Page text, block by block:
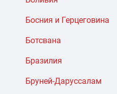
Босния и Герцеговина
Ботсвана
Бразилия
Бруней-Даруссалам